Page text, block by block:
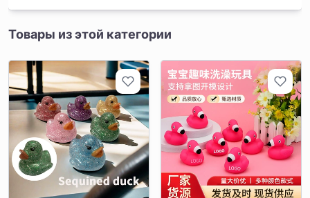
Товары из этой категории